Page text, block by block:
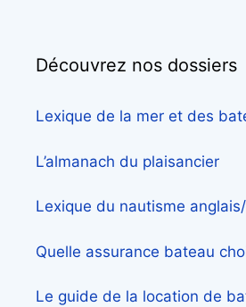
Découvrez nos dossiers
Lexique de la mer et des
L’almanach du plaisancier
Lexique du nautisme
Quelle assurance bateau
Le guide de la location de